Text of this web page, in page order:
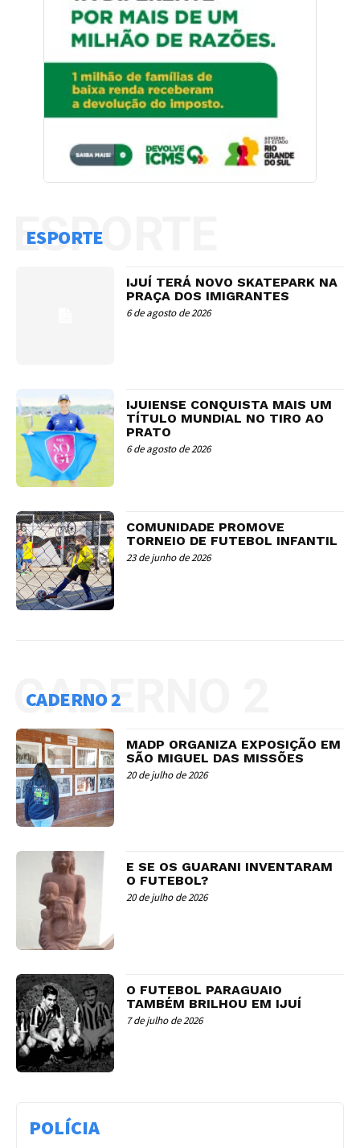
ESPORTE
ESPORTE
IJUÍ TERÁ NOVO SKATEPARK NA
PRAÇA DOS IMIGRANTES
6 de agosto de 2026
IJUIENSE CONQUISTA MAIS UM
TÍTULO MUNDIAL NO TIRO AO
PRATO
6 de agosto de 2026
COMUNIDADE PROMOVE
TORNEIO DE FUTEBOL INFANTIL
23 de junho de 2026
CADERNO 2
CADERNO 2
MADP ORGANIZA EXPOSIÇÃO EM
SÃO MIGUEL DAS MISSÕES
20 de julho de 2026
E SE OS GUARANI INVENTARAM
O FUTEBOL?
20 de julho de 2026
O FUTEBOL PARAGUAIO
TAMBÉM BRILHOU EM IJUÍ
7 de julho de 2026
POLÍCIA